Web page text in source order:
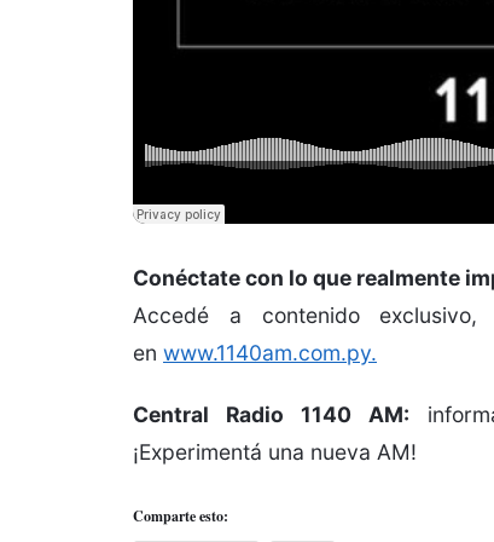
Conéctate con lo que realmente
Accedé a contenido
en www.1140am.com.py.
Central Radio 1140 AM:
¡Experimentá una nueva AM!
Comparte esto: